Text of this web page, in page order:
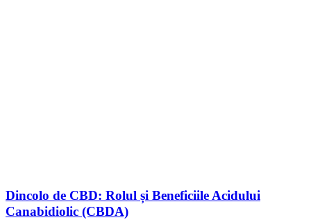
Dincolo de CBD: Rolul și Beneficiile Acidului
Canabidiolic (CBDA)